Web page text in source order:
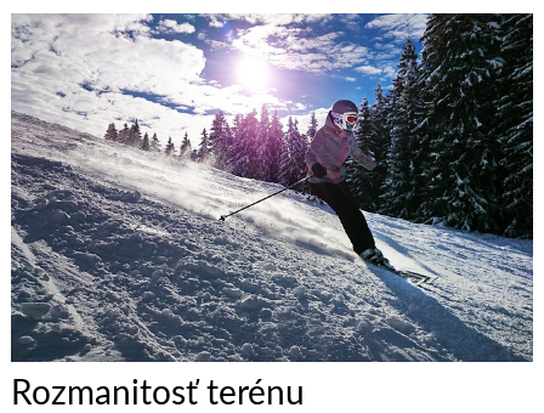
Rozmanitosť terénu